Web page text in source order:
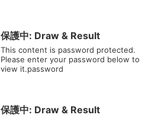
保護中: Draw & Result
This content is password protected.
Please enter your password below to
view it.password
保護中: Draw & Result